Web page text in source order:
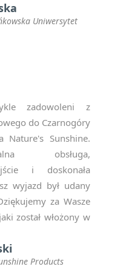
*
się
Uniwersytet
zadowoleni z
do Czarnogóry
Sunshine.
obsługa,
i doskonała
wyjazd był udany
za Wasze
został włożony w
Products